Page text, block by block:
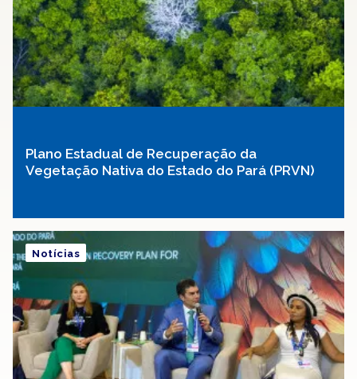
Plano Estadual de Recuperação da
Vegetação Nativa do Estado do Pará (PRVN)
Notícias